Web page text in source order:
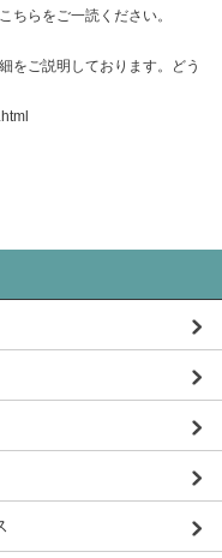
ちらをご一読ください。
をご説明しております。どう